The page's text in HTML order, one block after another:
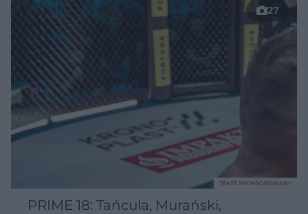
27
PRIME 18: Tańcula, Murański,
TEKST SPONSOROWANY